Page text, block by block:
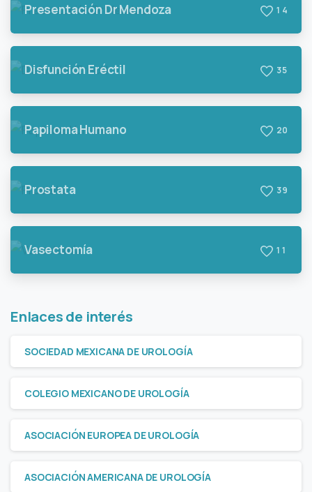
Presentación Dr Mendoza 1 4
Disfunción Eréctil 35
Papiloma Humano 20
Prostata 39
Vasectomía 1 1
Enlaces de interés
SOCIEDAD MEXICANA DE UROLOGÍA
COLEGIO MEXICANO DE UROLOGÍA
ASOCIACIÓN EUROPEA DE UROLOGÍA
ASOCIACIÓN AMERICANA DE UROLOGÍA